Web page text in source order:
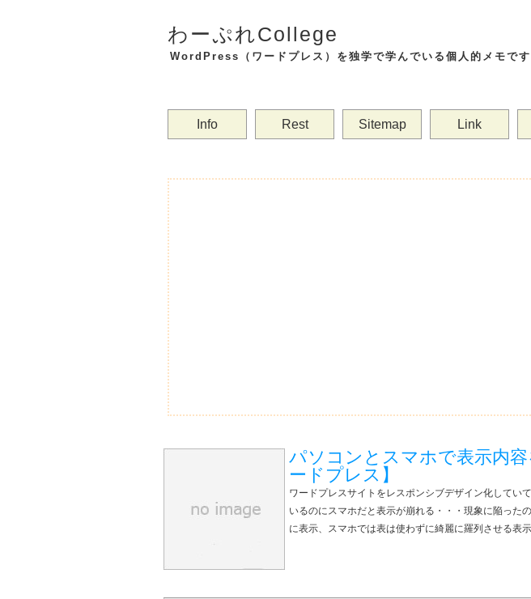
わーぷれCollege
WordPress（ワードプレス）を独学で学んでいる個人的メモです
Info Rest Sitemap Link
パソコンとスマホで表示内
ードプレス】
ワードプレスサイトをレスポンシブデザイン化してい
いるのにスマホだと表示が崩れる・・・現象に陥った
に表示、スマホでは表は使わずに綺麗に羅列させる表